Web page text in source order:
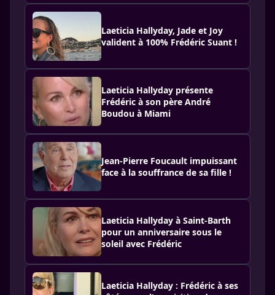
Laeticia Hallyday, Jade et Joy
valident à 100% Frédéric Suant !
Laeticia Hallyday présente
Frédéric à son père André
Boudou à Miami
Jean-Pierre Foucault impuissant
face à la souffrance de sa fille !
Laeticia Hallyday à Saint-Barth
pour un anniversaire sous le
soleil avec Frédéric
Laeticia Hallyday : Frédéric à ses